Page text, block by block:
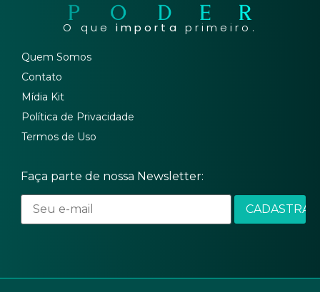
O que importa primeiro.
Quem Somos
Contato
Mídia Kit
Política de Privacidade
Termos de Uso
Faça parte de nossa Newsletter: